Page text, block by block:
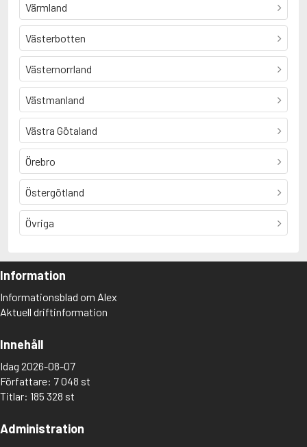
Värmland
Västerbotten
Västernorrland
Västmanland
Västra Götaland
Örebro
Östergötland
Övriga
Information
Informationsblad om Alex
Aktuell driftinformation
Innehåll
Idag 2026-08-07
Författare: 7 048 st
Titlar: 185 328 st
Administration